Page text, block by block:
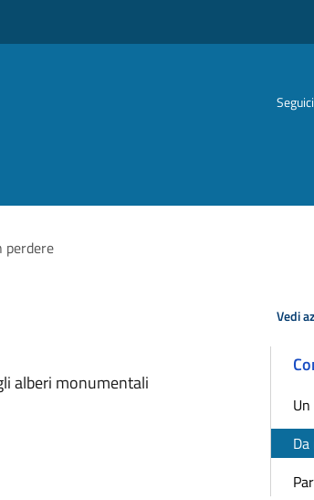
perdere
alberi monumentali
Vedi